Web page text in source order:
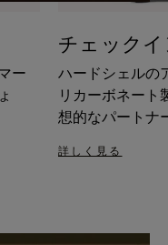
ー
チェック
ハードシェルの
リカーボネート
想的なパートナ
詳しく見る